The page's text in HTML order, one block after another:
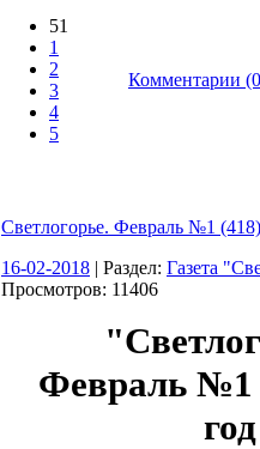
51
1
2
3
4
5
Комментарии
Светлогорье. Февраль №1
16-02-2018 | Раздел: Газета
Просмотров: 11406
Февраль №1
год